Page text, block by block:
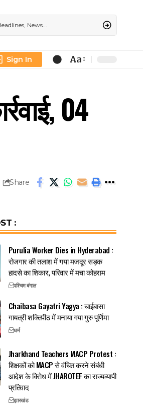
Sign In
Font
Aa
04
Share
:
Purulia Worker Dies in Hyderabad :
रोजगार की तलाश में गया मजदूर सड़क
हादसे का शिकार, परिवार में मचा कोहराम
पश्चिम बंगाल
Chaibasa Gayatri Yagya : चाईबासा
गायत्री शक्तिपीठ में मनाया गया गुरु पूर्णिमा
धर्म
Jharkhand Teachers MACP Protest :
शिक्षकों को MACP से वंचित करने संबंधी
आदेश के विरोध में JHAROTEF का राज्यव्यापी
प्रतिवाद
झारखंड